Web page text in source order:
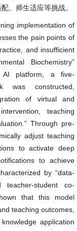
、师生适应等挑战。
implementation of
the pain points of
and insufficient
Biochemistry”
AI platform, a five-
was constructed,
of virtual and
teaching
Through pre-
adjust teaching
to activate deep
to achieve
by “data-
teacher-student co-
that this model
teaching outcomes,
application